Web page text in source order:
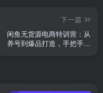
下一篇
闲鱼无货源电商特训营：从
养号到爆品打造，手把手教